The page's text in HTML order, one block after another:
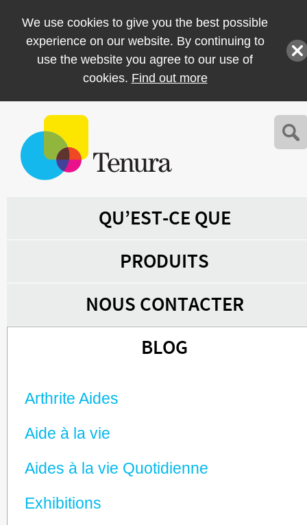
We use cookies to give you the best possible
experience on our website. By continuing to
use the website you agree to our use of
cookies. Find out more
QU’EST-CE QUE
PRODUITS
NOUS CONTACTER
BLOG
Arthrite Aides
Aide à la vie
Aides à la vie Quotidienne
Exhibitions